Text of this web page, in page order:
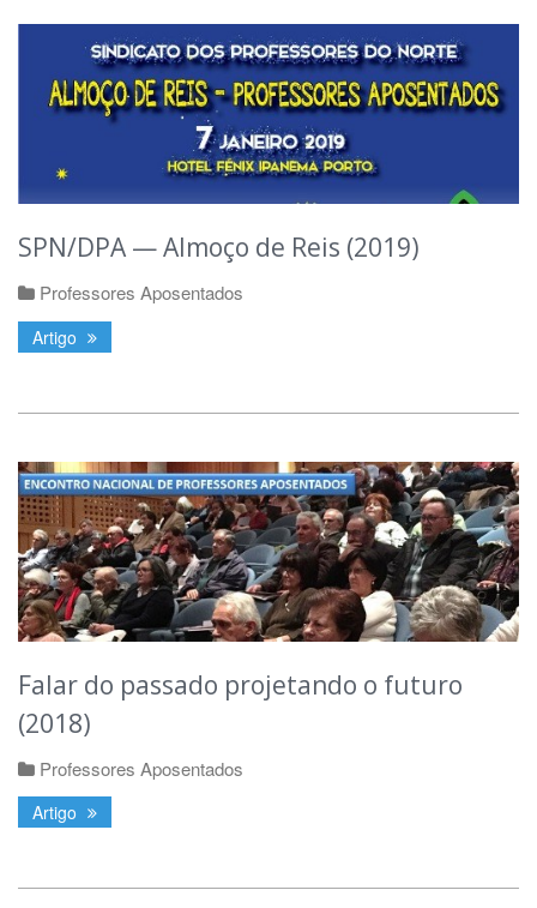
SPN/DPA — Almoço de Reis (2019)
Professores Aposentados
Artigo
Falar do passado projetando o futuro
(2018)
Professores Aposentados
Artigo